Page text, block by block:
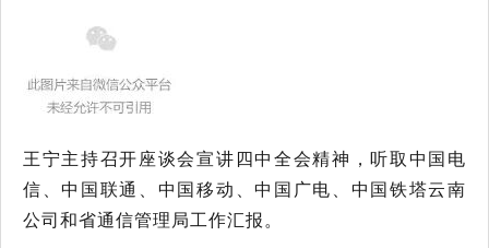
王宁主持召开座谈会宣讲四中全会精神，听取中国电
信、中国联通、中国移动、中国广电、中国铁塔云南
公司和省通信管理局工作汇报。